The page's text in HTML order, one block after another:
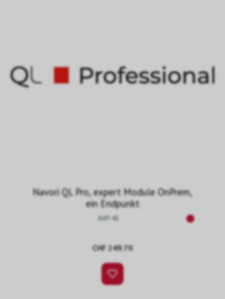
Navori QL Pro, expert Module OnPrem,
ein Endpunkt
AAP-41
CHF 249.70